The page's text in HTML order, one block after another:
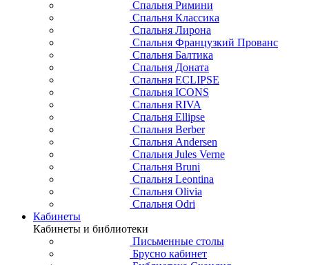
Спальня Римини
Спальня Классика
Спальня Лирона
Спальня Французкий Прованс
Спальня Балтика
Спальня Доната
Спальня ECLIPSE
Спальня ICONS
Спальня RIVA
Спальня Ellipse
Спальня Berber
Спальня Andersen
Спальня Jules Verne
Спальня Bruni
Спальня Leontina
Спальня Olivia
Спальня Odri
Кабинеты
Кабинеты и библиотеки
Письменные столы
Брусно кабинет